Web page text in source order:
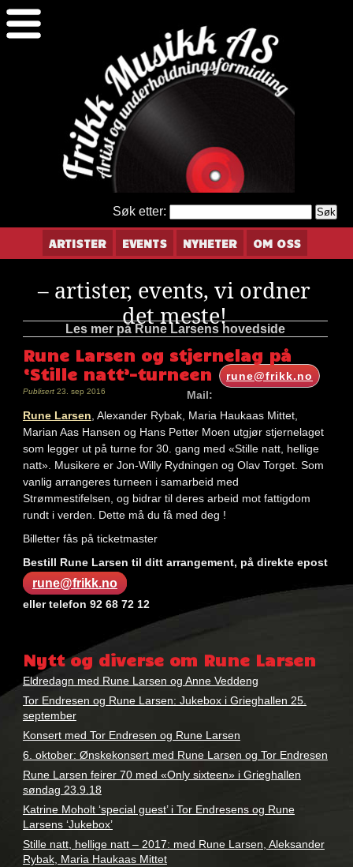
Søk etter:
ARTISTER EVENTS NYHETER OM OSS
– artister, events, vi ordner
det meste!
Les mer på Rune Larsens hovedside
Rune Larsen og stjernelag på
‘Stille natt’-turneen
rune@frikk.no
Mail:
Publisert23. sep 2016
Rune Larsen, Alexander Rybak, Maria Haukaas Mittet,
Marian Aas Hansen og Hans Petter Moen utgjør stjernelaget
som legger ut på turne for 30. gang med «Stille natt, hellige
natt». Musikere er Jon-Willy Rydningen og Olav Torget. Som
vanlig arrangeres turneen i samarbeid med
Strømmestifelsen, og bidrar til deres arbeid mot fattigdom
rundt i verden. Dette må du få med deg !
Billetter fås på ticketmaster
Bestill Rune Larsen til ditt arrangement, på direkte epost
rune@frikk.no
eller telefon 92 68 72 12
Rybak,
maria
haukaas
mittet,
larsen
Nytt og diverse om Rune Larsen
Eldredagn med Rune Larsen og Anne Veddeng
Tor Endresen og Rune Larsen: Jukebox i Grieghallen 25.
september
Konsert med Tor Endresen og Rune Larsen
6. oktober: Ønskekonsert med Rune Larsen og Tor Endresen
Rune Larsen feirer 70 med «Only sixteen» i Grieghallen
søndag 23.9.18
Katrine Moholt ‘special guest’ i Tor Endresens og Rune
Larsens ‘Jukebox’
Stille natt, hellige natt – 2017: med Rune Larsen, Aleksander
Rybak, Maria Haukaas Mittet